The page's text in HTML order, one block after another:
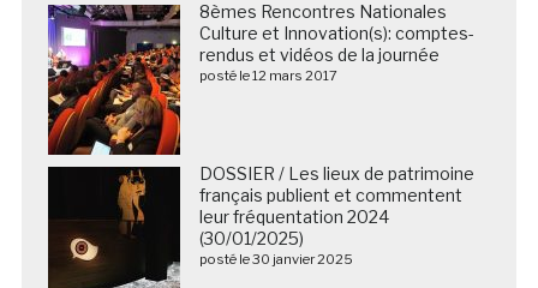
8èmes Rencontres Nationales
Culture et Innovation(s): comptes-
rendus et vidéos de la journée
posté le 12 mars 2017
DOSSIER / Les lieux de patrimoine
français publient et commentent
leur fréquentation 2024
(30/01/2025)
posté le 30 janvier 2025